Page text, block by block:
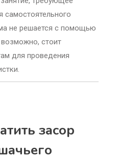
самостоятельного
не решается с помощью
стоит
для проведения
засор